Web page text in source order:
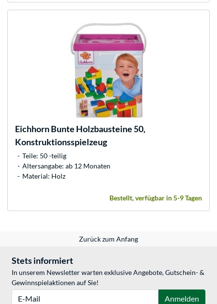
EichhornBunte Holzbausteine 50,
Konstruktionsspielzeug
Teile: 50 -teilig
Altersangabe: ab 12 Monaten
Material: Holz
Bestellt, verfügbar in 5-9 Tagen
Zurück zum Anfang
Stets informiert
In unserem Newsletter warten exklusive Angebote, Gutschein- &
Gewinnspielaktionen auf Sie!
Anmelden